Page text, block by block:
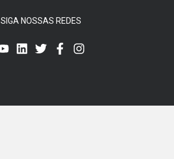
SIGA NOSSAS REDES